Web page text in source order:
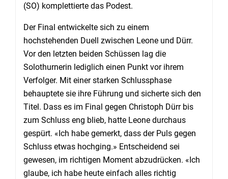
(SO) komplettierte das Podest.
Der Final entwickelte sich zu einem
hochstehenden Duell zwischen Leone und Dürr.
Vor den letzten beiden Schüssen lag die
Solothurnerin lediglich einen Punkt vor ihrem
Verfolger. Mit einer starken Schlussphase
behauptete sie ihre Führung und sicherte sich den
Titel. Dass es im Final gegen Christoph Dürr bis
zum Schluss eng blieb, hatte Leone durchaus
gespürt. «Ich habe gemerkt, dass der Puls gegen
Schluss etwas hochging.» Entscheidend sei
gewesen, im richtigen Moment abzudrücken. «Ich
glaube, ich habe heute einfach alles richtig